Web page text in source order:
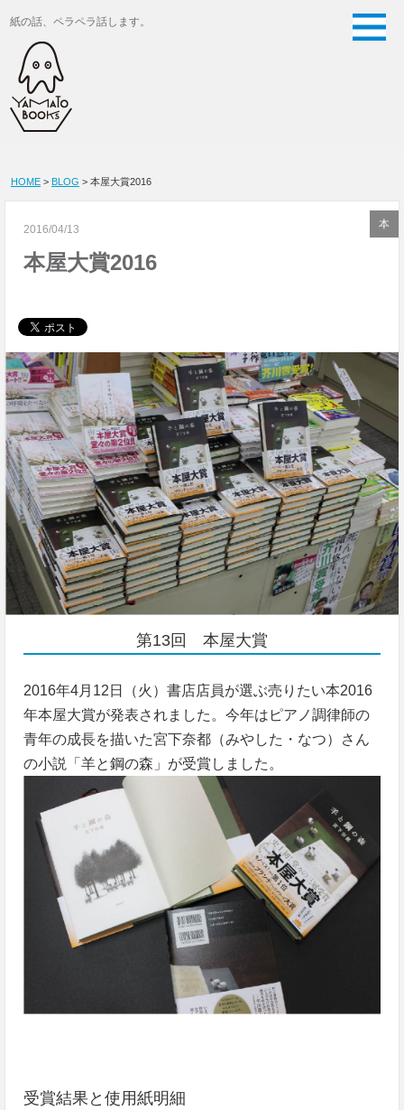
紙の話、ペラペラ話します。
HOME > BLOG > 本屋大賞2016
本
2016/04/13
本屋大賞2016
第13回 本屋大賞
2016年4月12日（火）書店店員が選ぶ売りたい本2016
年本屋大賞が発表されました。今年はピアノ調律師の
青年の成長を描いた宮下奈都（みやした・なつ）さん
の小説「羊と鋼の森」が受賞しました。
受賞結果と使用紙明細